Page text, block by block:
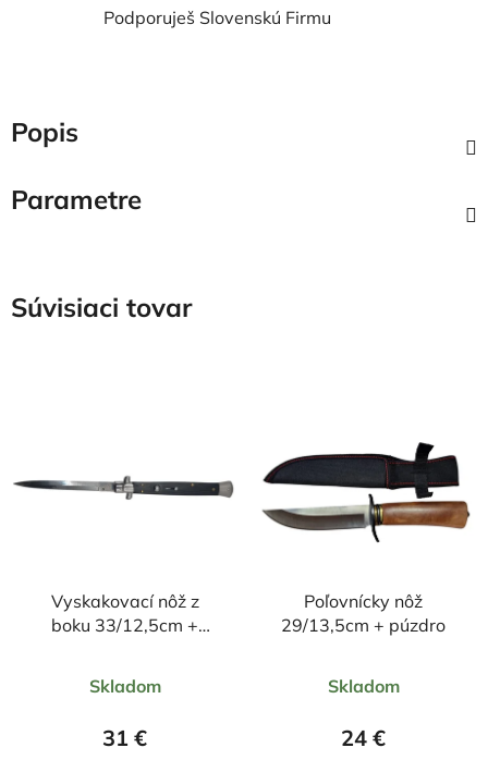
Podporuješ Slovenskú Firmu
Popis
Parametre
Súvisiaci tovar
Vyskakovací nôž z
boku 33/12,5cm +
hodnotenie
produktu
Skladom
31 €
Poľovnícky nôž
29/13,5cm + púzdro
hodnotenie
produktu
Skladom
24 €